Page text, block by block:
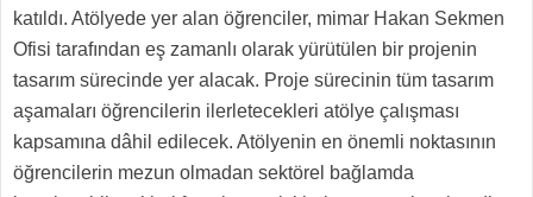
katıldı. Atölyede yer alan öğrenciler, mimar Hakan Sekmen
Ofisi tarafından eş zamanlı olarak yürütülen bir projenin
tasarım sürecinde yer alacak. Proje sürecinin tüm tasarım
aşamaları öğrencilerin ilerletecekleri atölye çalışması
kapsamına dâhil edilecek. Atölyenin en önemli noktasının
öğrencilerin mezun olmadan sektörel bağlamda